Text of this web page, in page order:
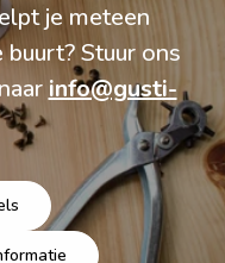
je meteen
Stuur ons
info@gusti-